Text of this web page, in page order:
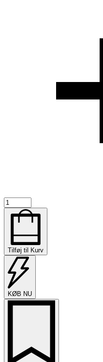
Easy
Ollie
Board
Brown
antal
Tilføj til Kurv
KØB NU